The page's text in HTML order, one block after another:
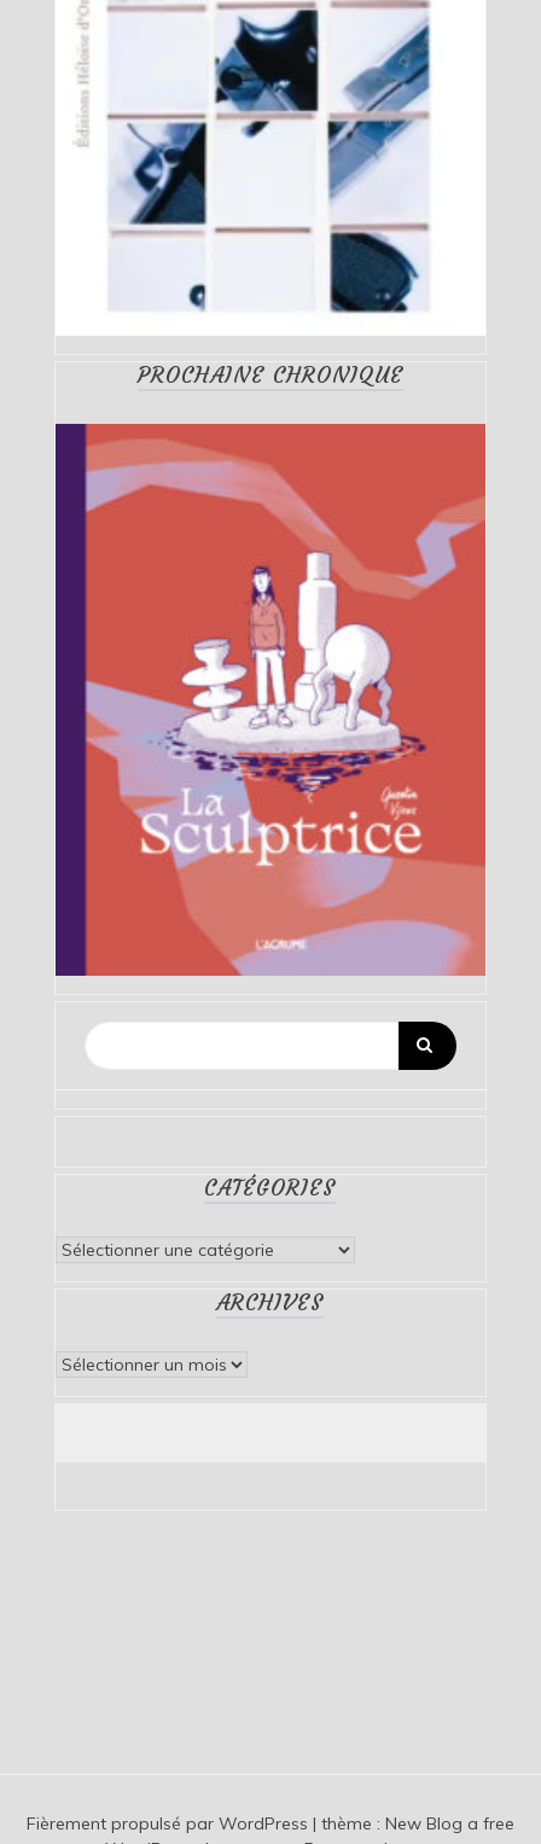
PROCHAINE CHRONIQUE
CATÉGORIES
Catégories
ARCHIVES
Archives
Fièrement propulsé par WordPress | thème : New Blog a free